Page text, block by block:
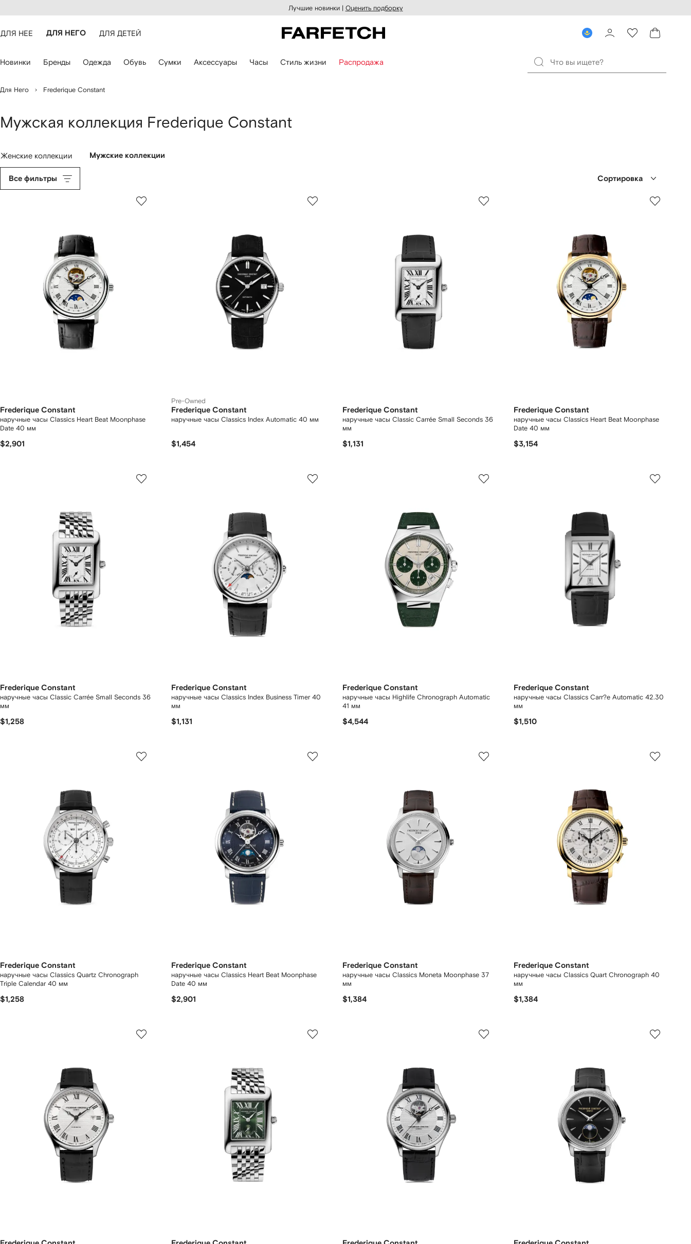
Лучшие новинки | Оценить подборку
ДЛЯ НЕЕ ДЛЯ НЕГО ДЛЯ ДЕТЕЙ
Новинки Бренды Одежда Обувь Сумки Аксессуары Часы Стиль жизни Распродажа
Для Него Frederique Constant
Мужская коллекция Frederique Constant
Женские коллекции Мужские коллекции
Все фильтры Сортировка
Frederique Constant
наручные часы Classics Heart Beat Moonphase
Date 40 мм
$2,901
Pre-Owned
Frederique Constant
наручные часы Classics Index Automatic 40 мм
$1,454
Frederique Constant
наручные часы Classic Carrée Small Seconds 36
мм
$1,131
Frederique Constant
наручные часы Classics Heart Beat Moonphase
Date 40 мм
$3,154
Frederique Constant
наручные часы Classic Carrée Small Seconds 36
мм
$1,258
Frederique Constant
наручные часы Classics Index Business Timer 40
мм
$1,131
Frederique Constant
наручные часы Highlife Chronograph Automatic
41 мм
$4,544
Frederique Constant
наручные часы Classics Carr?e Automatic 42.30
мм
$1,510
Frederique Constant
наручные часы Classics Quartz Chronograph
Triple Calendar 40 мм
$1,258
Frederique Constant
наручные часы Classics Heart Beat Moonphase
Date 40 мм
$2,901
Frederique Constant
наручные часы Classics Moneta Moonphase 37
мм
$1,384
Frederique Constant
наручные часы Classics Quart Chronograph 40
мм
$1,384